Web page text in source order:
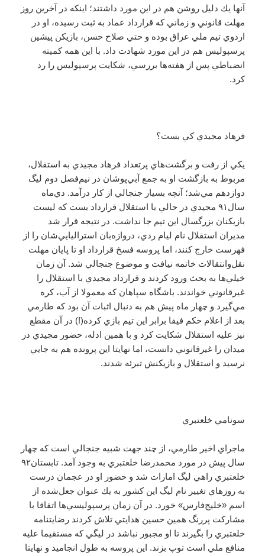
آنها يك دليل روشن هم در اين مورد داشتند؛ اينكه در آخرين روز
مهلت قانوني و زماني كه قرارداد عماد به ثبت رسيده، او در
اردوي تيم ملي عراق بوده و حتي صلاح حسن، بازيكن پيشين
پرسپوليس هم در اين مورد شهادت داد. با اين همه كميته
انضباطي پس از هفته‌ها بررسي، شكايت پرسپوليس را رد
كرد.
فرهاد مجيدي كي بست؟
يكي از رفت و برگشت‌هاي پرتعداد فرهاد مجيدي به استقلال،
مربوط به بازگشت او به جمع آبي‌پوشان در نيم‌فصل دوم ليگ
دوازدهم مي‌‎شد؛ آنچه بسيار جنجالي از كار درآمد. دي‌ماه
سال۹۱ مجيدي در حالي با استقلال قرارداد بست كه ليست
بازيكنان بزرگسال اين تيم جا نداشت. در نتيجه قرار شد
مديران استقلال نام ليام ردي، دروازه‌بان استراليايي‌شان را از
فهرست خارج كنند، اما پروسه فسخ قرارداد او تا پايان مهلت
نقل‌وانتقالات خاتمه نيافت و موضوع جنجالي شد. آن زمان
خيلي‌ها به بحث ورود كردند و قرارداد مجيدي با استقلال را
غيرقانوني خواندند. باشگاه سپاهان كه معمولا از آب، كره
مي‌گيرد و چهار ماه پيش هم به دنبال اثبات آن بود كه طارمي
بعد از اعلام حكم فيفا برابر اين تيم بازي كرده(!) در آن مقطع
نيز عليه استقلال شكايت كرد و با همين ادله، حضور مجيدي در
ميدان را غيرقانوني دانست، اما نهايتا اين پرونده هم به جايي
نرسيد و استقلال و بازيكنش تبرئه شدند.
سونامي خلعتبري
ماجراي اخير طارمي، از چند جهت شبيه جنجالي است كه چهار
سال پيش در مورد محمدرضا خلعتبري به وجود آمد. تابستان۹۲
خلعتبري راهي ليگ امارات شد و حضور او در عجمان درست
به روزهاي تغيير نام ليگ اين كشور به يك عنوان جعل‌شده از
اسم «خليج‌فارس» خورد. در آن زمان پرسپوليسي‌ها اتفاقا با
مشاركت پررنگ همين حسين هدايتي تلاش كردند رضايتنامه
خلعتبري را بگيرند تا او مجبور نباشد در ليگي كه مستقيما عليه
منافع ملي است توپ بزند. اين پروسه به طول انجاميد و نهايتا